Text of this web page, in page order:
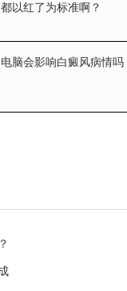
以红了为标准啊？
脑会影响白癜风病情吗